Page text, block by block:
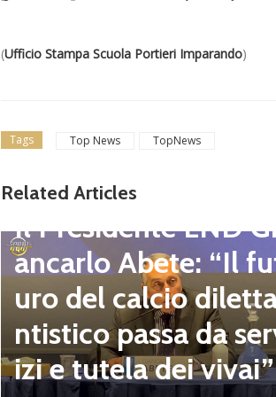
(Ufficio Stampa Scuola Portieri Imparando)
Tags Top News TopNews
Related Articles
Dilettanti Regionali
Il Presidente LND
ancarlo Abete: “Il
uro del calcio
ntistico passa da
izi e tutela dei vivai”